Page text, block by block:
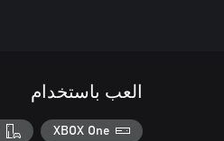
العب باستخدام
XBOX One